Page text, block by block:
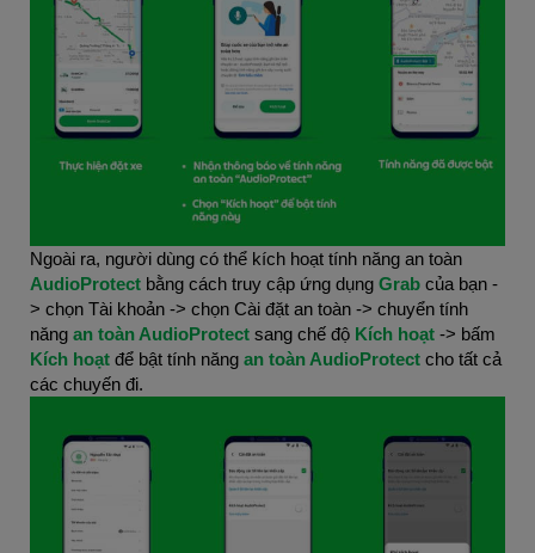
Ngoài ra, người dùng có thể kích hoạt tính năng an toàn
AudioProtect bằng cách truy cập ứng dụng Grab của bạn -
> chọn Tài khoản -> chọn Cài đặt an toàn -> chuyển tính
năng an toàn AudioProtect sang chế độ Kích hoạt -> bấm
Kích hoạt để bật tính năng an toàn AudioProtect cho tất cả
các chuyến đi.